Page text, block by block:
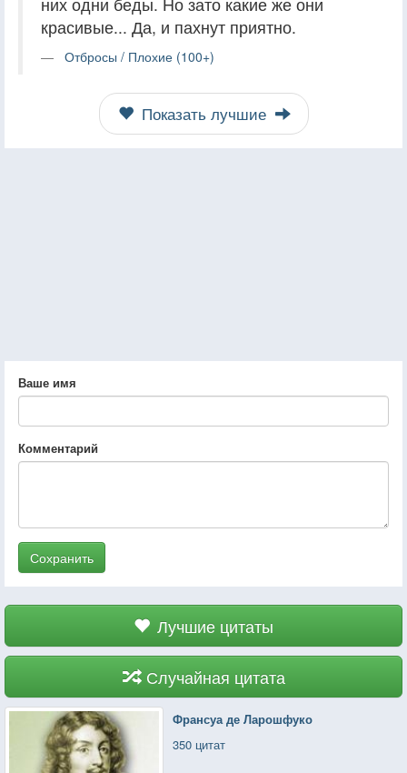
красивые... Да, и пахнут приятно.
Отбросы / Плохие (100+)
Показать лучшие
Ваше имя
Комментарий
Сохранить
Лучшие цитаты
Случайная цитата
Франсуа де Ларошфуко
350 цитат